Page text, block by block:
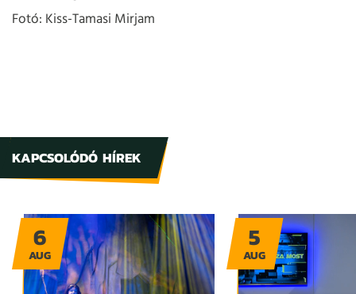
Fotó: Kiss-Tamasi Mirjam
KAPCSOLÓDÓ HÍREK
6
AUG
5
AUG